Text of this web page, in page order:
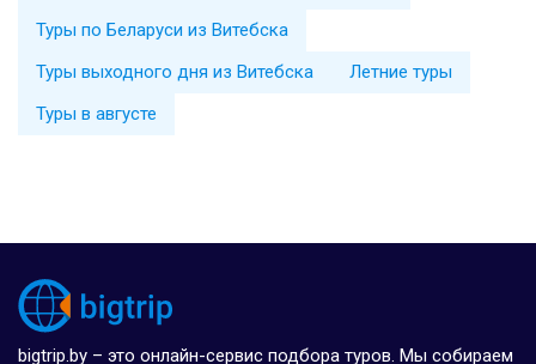
Туры по Беларуси из Витебска
Туры выходного дня из Витебска
Летние туры
Туры в августе
bigtrip.by – это онлайн-сервис подбора туров. Мы собираем